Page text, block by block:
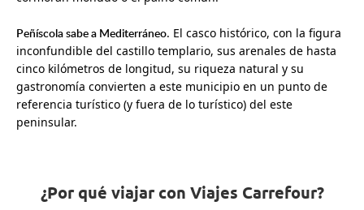
Peñíscola sabe a Mediterráneo. El casco histórico, con la figura
inconfundible del castillo templario, sus arenales de hasta
cinco kilómetros de longitud, su riqueza natural y su
gastronomía convierten a este municipio en un punto de
referencia turístico (y fuera de lo turístico) del este
peninsular.
¿Por qué viajar con Viajes Carrefour?